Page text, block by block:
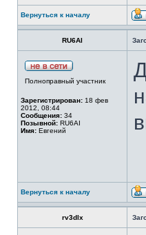
Вернуться к началу
RU6AI
Полноправный участник
Зарегистрирован: 18 фев
2012, 08:44
Сообщения: 34
Позывной: RU6AI
Имя: Евгений
Вернуться к началу
rv3dlx